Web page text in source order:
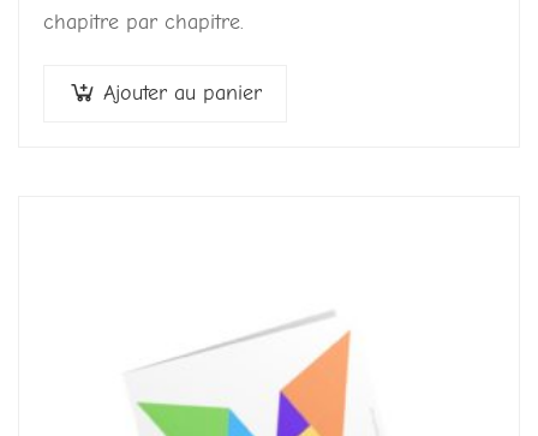
était :
chapitre par chapitre.
Ajouter au panier